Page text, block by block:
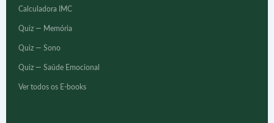
Calculadora IMC
Quiz — Memória
Quiz — Sono
Quiz — Saúde Emocional
Ver todos os E-books